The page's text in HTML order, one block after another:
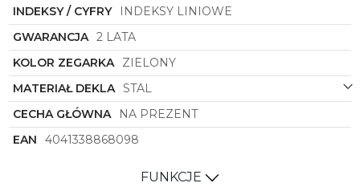
INDEKSY / CYFRY
INDEKSY LINIOWE
GWARANCJA 2 LATA
KOLOR ZEGARKA ZIELONY
MATERIAŁ DEKLA STAL
CECHA GŁÓWNA
NA PREZENT
EAN
4041338868098
FUNKCJE